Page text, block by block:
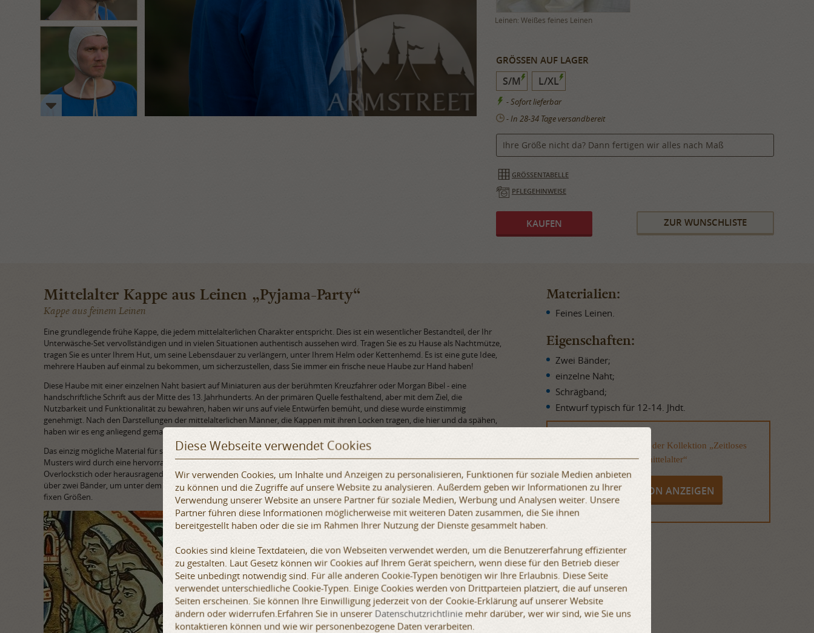
Leinen: Weißes feines Leinen
​GRÖSSEN AUF LAGER
S/M L/XL
- Sofort lieferbar
- In 28-34 Tage versandbereit
Ihre Größe nicht da? Dann fertigen wir alles nach Maß
​GRÖSSENTABELLE
PFLEGEHINWEISE
ZUR WUNSCHLISTE
Mittelalter Kappe aus Leinen „Pyjama-Party“
Kappe aus feinem Leinen
Eine grundlegende frühe Kappe, die jedem mittelalterlichen Charakter entspricht. Dies ist ein wesentlicher Bestandteil, der Ihr
Unterwäsche-Set vervollständigen und in vielen Situationen authentisch aussehen wird. Tragen Sie es zu Hause als Nachtmütze,
tragen Sie es unter Ihrem Hut, um seine Lebensdauer zu verlängern, unter Ihrem Helm oder Kettenhemd. Es ist eine gute Idee,
mehrere Hauben auf einmal zu bekommen, um sicherzustellen, dass Sie immer ein frische neue Haube zur Hand haben!
Diese Haube mit einer einzelnen Naht basiert auf Miniaturen aus der berühmten Kreuzfahrer oder Morgan Bibel - eine
handschriftliche Schrift aus der Mitte des 13. Jahrhunderts. An der primären Quelle festhaltend, aber mit dem Ziel, die
Nutzbarkeit und Funktionalität zu bewahren, haben wir uns auf viele Entwürfen bemüht, und diese wurde einstimmig
genehmigt. Nach den Darstellungen der mittelalterlichen Männer, die Kappen mit ihren Locken tragen, die hier und da spähen,
haben wir es eng anliegend gemacht, aber nicht zu tief.
Das einzig mögliche Material für solch eine universelle Kappe ist ungefärbtes echtes Leinen. Eine perfekte Einfachheit des
Musters wird durch eine hervorragende Verarbeitung ergänzt: die beiden Teile sind mit ordentlichen Nähten verbunden, kein
Overlockstich oder herausragende Fäden. Die Kanten sind mit einer Schrägbandeinfassung von 0,5 cm breit bedeckt. Es verfügt
über zwei Bänder, um unter dem Kinn zu binden oder ungebunden für einen entspannten Blick zu lassen. Erhältlich in zwei
fixen Größen.
Materialien:
Feines Leinen.
Eigenschaften:
Zwei Bänder;
einzelne Naht;
Schrägband;
Entwurf typisch für 12-14. Jhdt.
Dieser Artikel ist Teil der Kollektion „Zeitloses
Spätmittelalter“
KOLLEKTION ANZEIGEN
Diese Webseite verwendet Cookies
Wir verwenden Cookies, um Inhalte und Anzeigen zu personalisieren, Funktionen für soziale Medien anbieten
zu können und die Zugriffe auf unsere Website zu analysieren. Außerdem geben wir Informationen zu Ihrer
Verwendung unserer Website an unsere Partner für soziale Medien, Werbung und Analysen weiter. Unsere
Partner führen diese Informationen möglicherweise mit weiteren Daten zusammen, die Sie ihnen
bereitgestellt haben oder die sie im Rahmen Ihrer Nutzung der Dienste gesammelt haben.
Cookies sind kleine Textdateien, die von Webseiten verwendet werden, um die Benutzererfahrung effizienter
zu gestalten. Laut Gesetz können wir Cookies auf Ihrem Gerät speichern, wenn diese für den Betrieb dieser
Seite unbedingt notwendig sind. Für alle anderen Cookie-Typen benötigen wir Ihre Erlaubnis. Diese Seite
verwendet unterschiedliche Cookie-Typen. Einige Cookies werden von Drittparteien platziert, die auf unseren
Seiten erscheinen. Sie können Ihre Einwilligung jederzeit von der Cookie-Erklärung auf unserer Website
ändern oder widerrufen.Erfahren Sie in unserer Datenschutzrichtliniemehr darüber, wer wir sind, wie Sie uns
kontaktieren können und wie wir personenbezogene Daten verarbeiten.